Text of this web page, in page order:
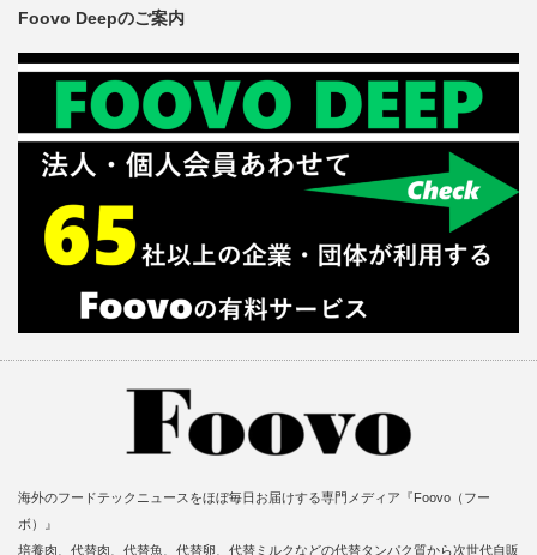
Foovo Deepのご案内
海外のフードテックニュースをほぼ毎日お届けする専門メディア『Foovo（フー
ボ）』
培養肉、代替肉、代替魚、代替卵、代替ミルクなどの代替タンパク質から次世代自販